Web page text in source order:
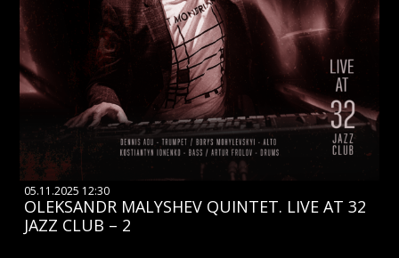
05.11.2025 12:30
OLEKSANDR MALYSHEV QUINTET. LIVE AT 32
JAZZ CLUB – 2